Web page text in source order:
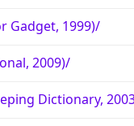
Gadget, 1999)/
2009)/
Dictionary,